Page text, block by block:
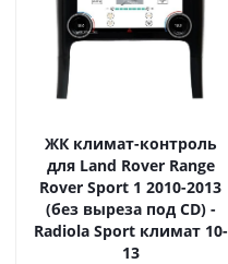
ЖК климат-контроль
для Land Rover Range
Rover Sport 1 2010-2013
(без выреза под CD) -
Radiola Sport климат 10-
13